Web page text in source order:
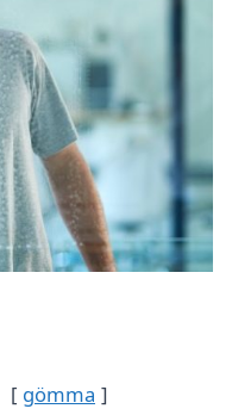
gömma